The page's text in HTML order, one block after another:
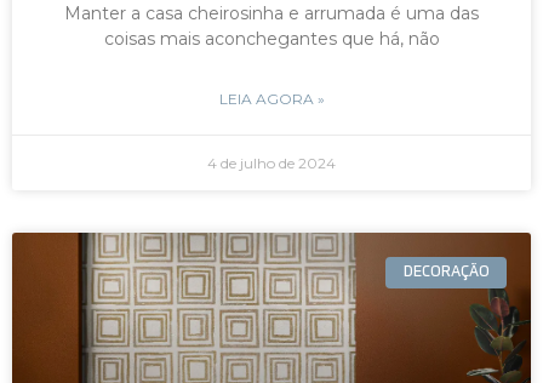
Manter a casa cheirosinha e arrumada é uma das
coisas mais aconchegantes que há, não
LEIA AGORA »
4 de julho de 2024
DECORAÇÃO